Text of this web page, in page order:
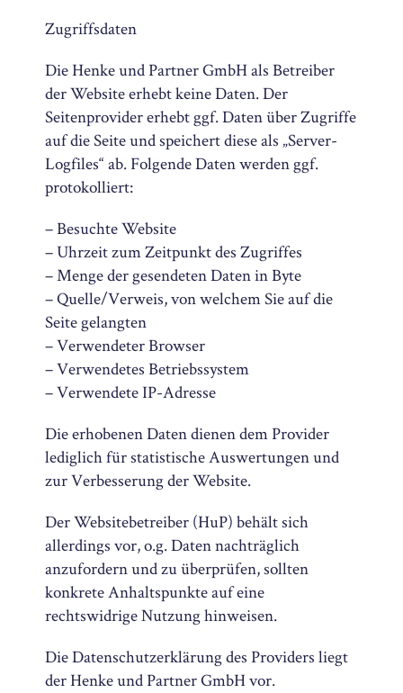
Zugriffsdaten
Die Henke und Partner GmbH als Betreiber
der Website erhebt keine Daten. Der
Seitenprovider erhebt ggf. Daten über Zugriffe
auf die Seite und speichert diese als „Server-
Logfiles“ ab. Folgende Daten werden ggf.
protokolliert:
– Besuchte Website
– Uhrzeit zum Zeitpunkt des Zugriffes
– Menge der gesendeten Daten in Byte
– Quelle/Verweis, von welchem Sie auf die
Seite gelangten
– Verwendeter Browser
– Verwendetes Betriebssystem
– Verwendete IP-Adresse
Die erhobenen Daten dienen dem Provider
lediglich für statistische Auswertungen und
zur Verbesserung der Website.
Der Websitebetreiber (HuP) behält sich
allerdings vor, o.g. Daten nachträglich
anzufordern und zu überprüfen, sollten
konkrete Anhaltspunkte auf eine
rechtswidrige Nutzung hinweisen.
Die Datenschutzerklärung des Providers liegt
der Henke und Partner GmbH vor.